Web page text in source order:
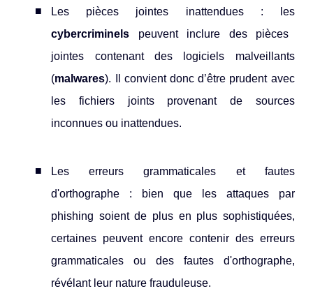
Les pièces jointes inattendues : les
cybercriminels peuvent inclure des pièces
jointes contenant des logiciels malveillants
(malwares). Il convient donc d’être prudent avec
les fichiers joints provenant de sources
inconnues ou inattendues.
Les erreurs grammaticales et fautes
d'orthographe : bien que les attaques par
phishing soient de plus en plus sophistiquées,
certaines peuvent encore contenir des erreurs
grammaticales ou des fautes d'orthographe,
révélant leur nature frauduleuse.